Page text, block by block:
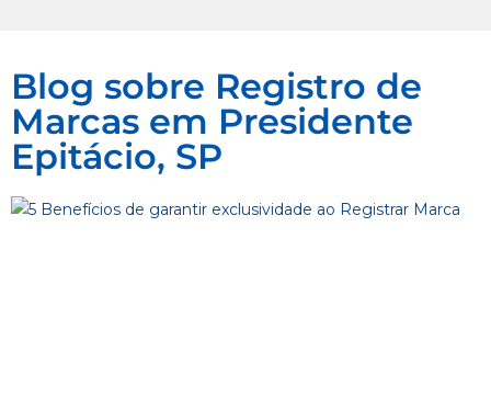
Blog sobre Registro de
Marcas em Presidente
Epitácio, SP